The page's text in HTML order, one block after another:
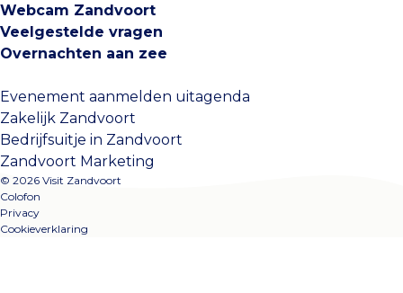
Webcam Zandvoort
Veelgestelde vragen
Overnachten aan zee
Evenement aanmelden uitagenda
Zakelijk Zandvoort
Bedrijfsuitje in Zandvoort
Zandvoort Marketing
© 2026 Visit Zandvoort
Colofon
Privacy
Cookieverklaring